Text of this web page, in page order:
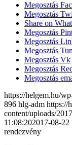
Megosztás
Megosztás
Share on
Megosztás
Megosztás
Megosztás
Megosztás Vk
Megosztás
Megosztás
https://helgem.hu/
896 hlg-adm https://
content/uploads/
11:08:202017-08-22
rendezvény